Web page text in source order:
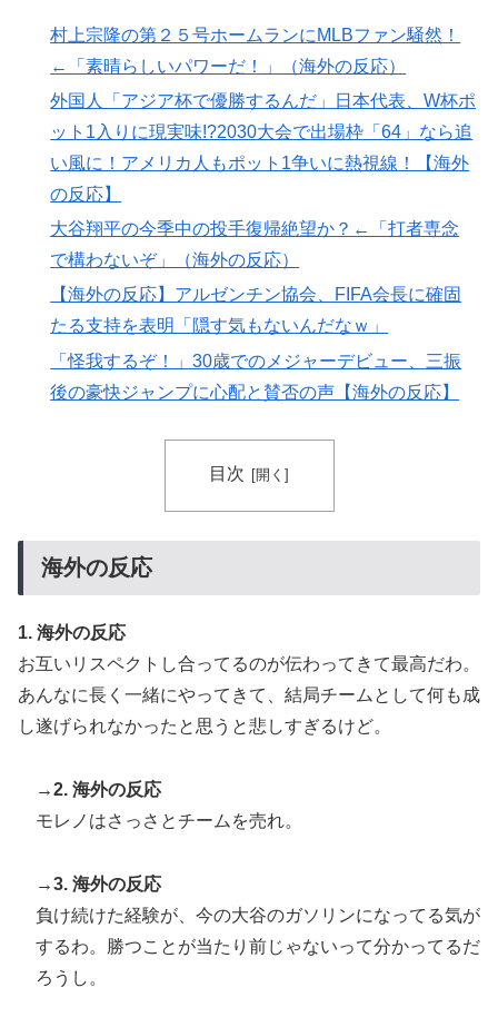
▶ 3.1節がある月なのに…3月のカレンダーに日本の富士
山・大阪城・桜が描かれ物議＝韓国の反応
▶ 韓国人「過去のW杯で韓国代表がドーピング検査をすり
抜けるように注射していたものがこちら…」→「恥ずか
しい…（ﾌﾞﾙﾌﾞﾙ」＝韓国の反応
▶ 軽飛行機が屋根すれすれを抜けて飛行場へ、車輪を出さ
ないまま胴体着陸「これよりひどい着陸なら山ほど見て
きた」【海外の反応】
▶ 韓国人「我が国がクウェート戦で行った審判買収が本当
に深刻である理由がこちら…」→「これはダメなやつ…
（ﾌﾞﾙﾌﾞﾙ」＝韓国の反応
▶ 【伝説の100得点、いまだ都市伝説扱い】海外「バムの
の大復活に米国人が大喜び
事態に
方面に向かって来ると予報！」→「予想外の進路‥」
韓国人「熊本地震で見る日本の土木技術の完全勝利をご
覧ください」→「これはすごいわ」「こういうのを見る
と日本人は何か適当に作る感じがしない・・・」「あれ
▶ 海外「海外発祥なのに、今では日本で定着してるものっ
て何？その逆も教えて！」（海外の反応）
海外でも凄すぎると絶賛
▶ 外国人「アジア杯で優勝するんだ」日本代表、W杯ポッ
ト1入りに現実味!?2030大会で出場枠「64」なら追い風
に！アメリカ人もポット1争いに熱視線！【海外の反
村上宗隆の第２５号ホームランにMLBファン騒然！
←「素晴らしいパワーだ！」（海外の反応）
外国人「アジア杯で優勝するんだ」日本代表、W杯ポ
ット1入りに現実味!?2030大会で出場枠「64」なら追
い風に！アメリカ人もポット1争いに熱視線！【海外
の反応】
大谷翔平の今季中の投手復帰絶望か？←「打者専念
で構わないぞ」（海外の反応）
【海外の反応】アルゼンチン協会、FIFA会長に確固
たる支持を表明「隠す気もないんだなｗ」
「怪我するぞ！」30歳でのメジャーデビュー、三振
後の豪快ジャンプに心配と賛否の声【海外の反応】
目次
海外の反応
1. 海外の反応
お互いリスペクトし合ってるのが伝わってきて最高だわ。
あんなに長く一緒にやってきて、結局チームとして何も成
し遂げられなかったと思うと悲しすぎるけど。
→2. 海外の反応
モレノはさっさとチームを売れ。
→3. 海外の反応
負け続けた経験が、今の大谷のガソリンになってる気が
するわ。勝つことが当たり前じゃないって分かってるだ
ろうし。